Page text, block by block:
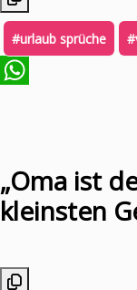
#urlaub sprüche
„Oma ist
kleinsten